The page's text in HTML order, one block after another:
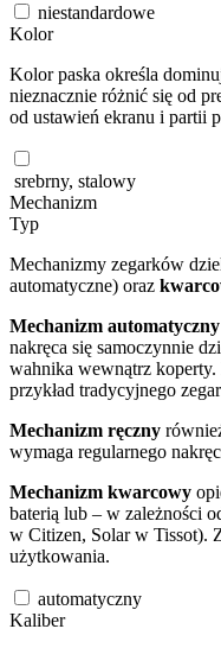
niestandardowe
Kolor
Kolor paska określa
nieznacznie różnić się od
od ustawień ekranu i partii
srebrny, stalowy
Mechanizm
Typ
Mechanizmy zegarków
automatyczne) oraz
Mechanizm automatyczny
nakręca się samoczynnie
wahnika wewnątrz
przykład tradycyjnego
Mechanizm ręczny
wymaga regularnego
Mechanizm kwarcowy
baterią lub – w zależności
w Citizen, Solar w Tissot).
użytkowania.
automatyczny
Kaliber